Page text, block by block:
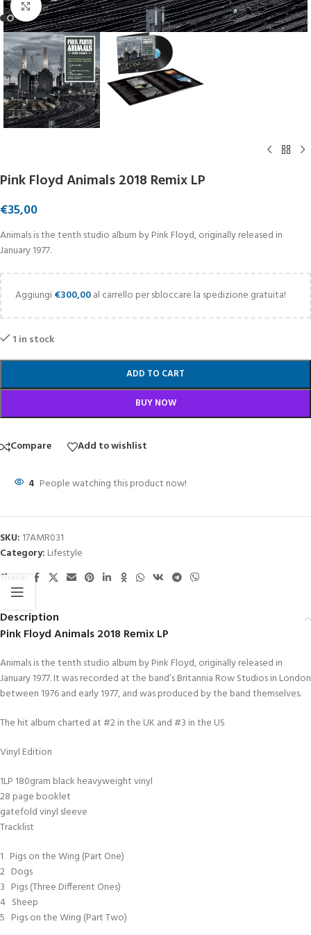
Click to enlarge
Pink Floyd Animals 2018 Remix LP
€35,00
Animals is the tenth studio album by Pink Floyd, originally released in
January 1977.
Aggiungi€300,00al carrello per sbloccare la spedizione gratuita!
1 in stock
ADD TO CART
BUY NOW
Compare Add to wishlist
4 People watching this product now!
SKU: 17AMR031
Category: Lifestyle
Share:
Description
Pink Floyd Animals 2018 Remix LP
Animals is the tenth studio album by Pink Floyd, originally released in
January 1977. It was recorded at the band’s Britannia Row Studios in London
between 1976 and early 1977, and was produced by the band themselves.
The hit album charted at #2 in the UK and #3 in the US
Vinyl Edition
1LP 180gram black heavyweight vinyl
28 page booklet
gatefold vinyl sleeve
Tracklist
1 Pigs on the Wing (Part One)
2 Dogs
3 Pigs (Three Different Ones)
4 Sheep
5 Pigs on the Wing (Part Two)